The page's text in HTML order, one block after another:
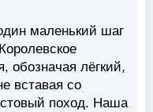
маленький шаг
обозначая лёгкий,
вставая со
поход. Наша